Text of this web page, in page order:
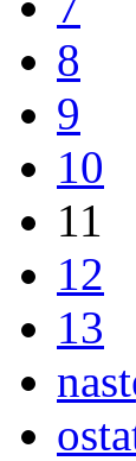
8
9
10
11
12
13